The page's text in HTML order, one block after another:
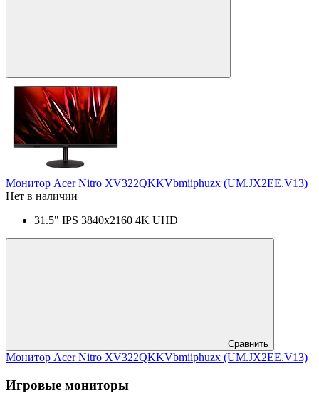
Монитор Acer Nitro XV322QKKVbmiiphuzx (UM.JX2EE.V13)
Нет в наличии
31.5" IPS 3840x2160 4K UHD
Сравнить
Монитор Acer Nitro XV322QKKVbmiiphuzx (UM.JX2EE.V13)
Игровые мониторы